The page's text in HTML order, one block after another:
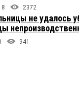
2372
не удалось
941